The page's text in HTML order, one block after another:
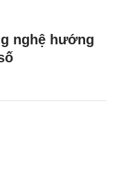
nghệ hướng